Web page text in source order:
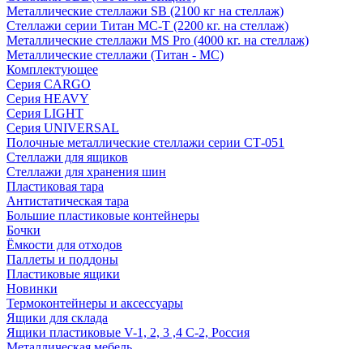
Металлические стеллажи SB (2100 кг на стеллаж)
Стеллажи серии Титан МС-Т (2200 кг. на стеллаж)
Металлические стеллажи MS Pro (4000 кг. на стеллаж)
Металлические стеллажи (Титан - МС)
Комплектующее
Серия CARGO
Серия HEAVY
Серия LIGHT
Серия UNIVERSAL
Полочные металлические стеллажи серии СТ-051
Стеллажи для ящиков
Стеллажи для хранения шин
Пластиковая тара
Антистатическая тара
Большие пластиковые контейнеры
Бочки
Ёмкости для отходов
Паллеты и поддоны
Пластиковые ящики
Новинки
Термоконтейнеры и аксессуары
Ящики для склада
Ящики пластиковые V-1, 2, 3 ,4 С-2, Россия